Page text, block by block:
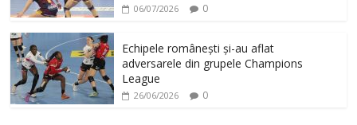
06/07/2026 0
Echipele românești și-au aflat
adversarele din grupele Champions
League
26/06/2026 0